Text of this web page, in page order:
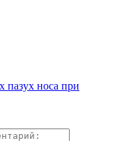
пазух носа при